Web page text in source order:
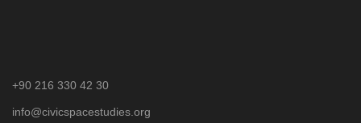
+90 216 330 42 30
info@civicspacestudies.org